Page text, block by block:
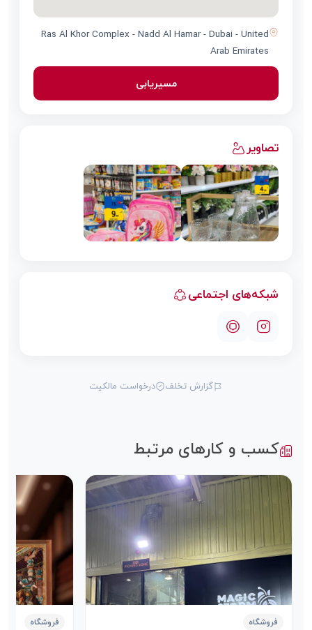
Ras Al Khor Complex - Nadd Al Hamar - Dubai - United
Arab Emirates
مسیریابی
تصاویر
شبکه‌های اجتماعی
گزارش تخلف درخواست مالکیت
کسب و کارهای مرتبط
فروشگاه فروشگاه